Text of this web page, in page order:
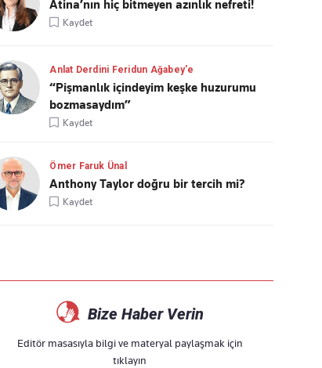
Atina’nın hiç bitmeyen azınlık nefreti!
Kaydet
Anlat Derdini Feridun Ağabey'e
“Pişmanlık içindeyim keşke huzurumu
bozmasaydım”
Kaydet
Ömer Faruk Ünal
Anthony Taylor doğru bir tercih mi?
Kaydet
Bize Haber Verin
Editör masasıyla bilgi ve materyal paylaşmak için
tıklayın